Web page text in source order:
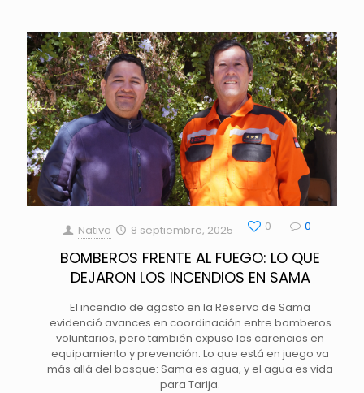
Nativa 8 septiembre, 2025 0 0
BOMBEROS FRENTE AL FUEGO: LO QUE
DEJARON LOS INCENDIOS EN SAMA
El incendio de agosto en la Reserva de Sama
evidenció avances en coordinación entre bomberos
voluntarios, pero también expuso las carencias en
equipamiento y prevención. Lo que está en juego va
más allá del bosque: Sama es agua, y el agua es vida
para Tarija.